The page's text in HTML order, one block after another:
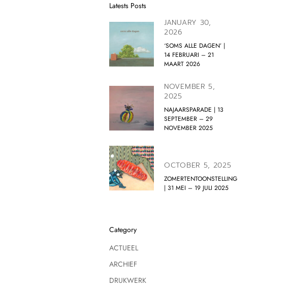
Latests Posts
JANUARY 30,
2026
‘SOMS ALLE DAGEN’ |
14 FEBRUARI – 21
MAART 2026
NOVEMBER 5,
2025
NAJAARSPARADE | 13
SEPTEMBER – 29
NOVEMBER 2025
OCTOBER 5, 2025
ZOMERTENTOONSTELLING
| 31 MEI – 19 JULI 2025
Category
ACTUEEL
ARCHIEF
DRUKWERK